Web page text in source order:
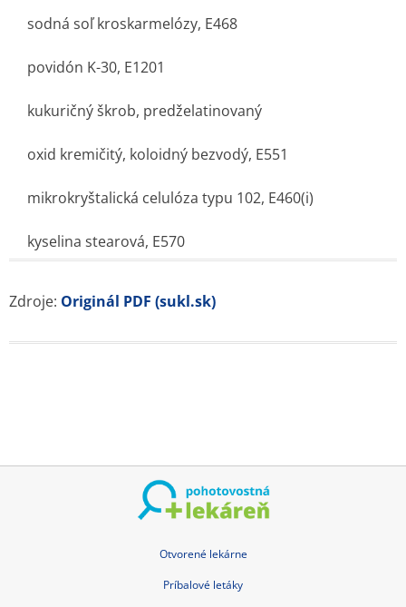
sodná soľ kroskarmelózy, E468
povidón K-30, E1201
kukuričný škrob, predželatinovaný
oxid kremičitý, koloidný bezvodý, E551
mikrokryštalická celulóza typu 102, E460(i)
kyselina stearová, E570
Zdroje: Originál PDF (sukl.sk)
Otvorené lekárne
Príbalové letáky